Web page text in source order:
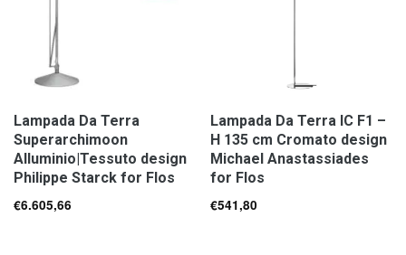
Lampada Da Terra
Superarchimoon
Alluminio|Tessuto design
Philippe Starck for Flos
€6.605,66
Lampada Da Terra IC F1 –
H 135 cm Cromato design
Michael Anastassiades
for Flos
€541,80